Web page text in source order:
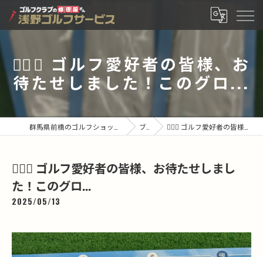
🏌️‍♂️✨ ゴルフ愛好者の皆様、お
待たせしました！このグロ...
ブログ 🏌️‍♂️✨ ゴルフ愛好者の皆様、お待たせしました！このグロ...
🏌️‍♂️✨ ゴルフ愛好者の皆様、お待たせしまし
た！このグロ...
2025/05/13